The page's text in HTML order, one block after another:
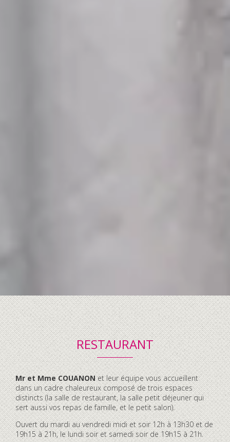
RESTAURANT
Contenu
accordéon
Mr et Mme COUANONet leur équipe vous accueillent
dans un cadre chaleureux composé de trois espaces
distincts (la salle de restaurant, la salle petit déjeuner qui
sert aussi vos repas de famille, et le petit salon).
Ouvert du mardi au vendredi midi et soir 12h à 13h30 et de
19h15 à 21h, le lundi soir et samedi soir de 19h15 à 21h.